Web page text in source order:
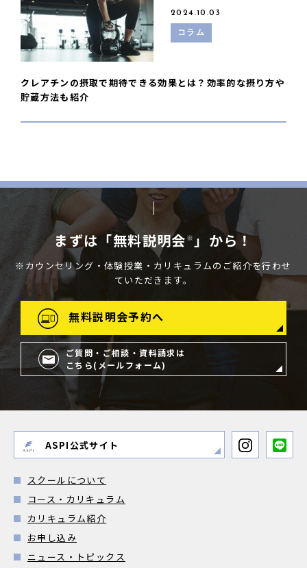
2024.10.03
コラム
クレアチンの摂取で期待できる効果とは？効率的な摂り方や
貯蔵方法も紹介
まずは「無料説明会 ※ 」から！
※カウンセリング・体験授業・カリキュラムのご紹介を行わせ
ていただきます。
無料説明会予約へ
ご質問・ご相談・資料請求は
こちら(メールフォーム)
ASPI公式サイト
スクールについて
コース・カリキュラム
カリキュラム紹介
お申し込み
ニュース・トピックス